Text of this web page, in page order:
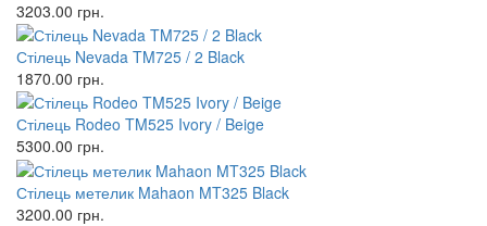
3203.00 грн.
Стілець Nevada TM725 / 2 Black
1870.00 грн.
Стілець Rodeo TM525 Ivory / Beige
5300.00 грн.
Стілець метелик Mahaon MT325 Black
3200.00 грн.